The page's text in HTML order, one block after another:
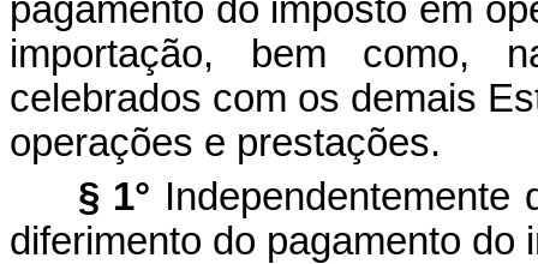
pagamento do imposto em
importação, bem como,
celebrados com os demais
operações e prestações.
§ 1° Independentemente
diferimento do pagamento do